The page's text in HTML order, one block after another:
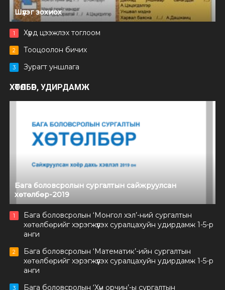
Шүлэг зохиох
1 Хүрд цээжлэх тоглоом
2 Тооцоолон бичих
3 Зурагт уншлага
ХӨТӨЛБӨР, УДИРДАМЖ
Бага боловсролын сургалтын сайжруулсан
хөтөлбөр-2019
1
Бага боловсролын ‘Монгол хэл’-ний сургалтын
хөтөлбөрийг хэрэгжүүлэх суралцахуйн удирдамж 1-5-р
анги
2
Бага боловсролын ‘Математик’-ийн сургалтын
хөтөлбөрийг хэрэгжүүлэх суралцахуйн удирдамж 1-5-р
анги
3
Бага боловсролын ‘Хүн орчин’-ы сургалтын